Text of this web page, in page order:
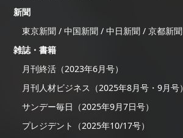
新聞
東京新聞 / 中国新聞 / 中日新聞 / 京都新聞
雑誌・書籍
月刊終活（2023年6月号）
月刊人材ビジネス（2025年8月号・9月号）
サンデー毎日（2025年9月7日号）
プレジデント（2025年10/17号）